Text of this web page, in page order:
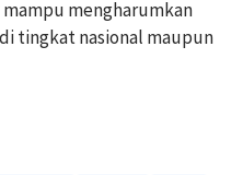
mengharumkan
tingkat nasional maupun